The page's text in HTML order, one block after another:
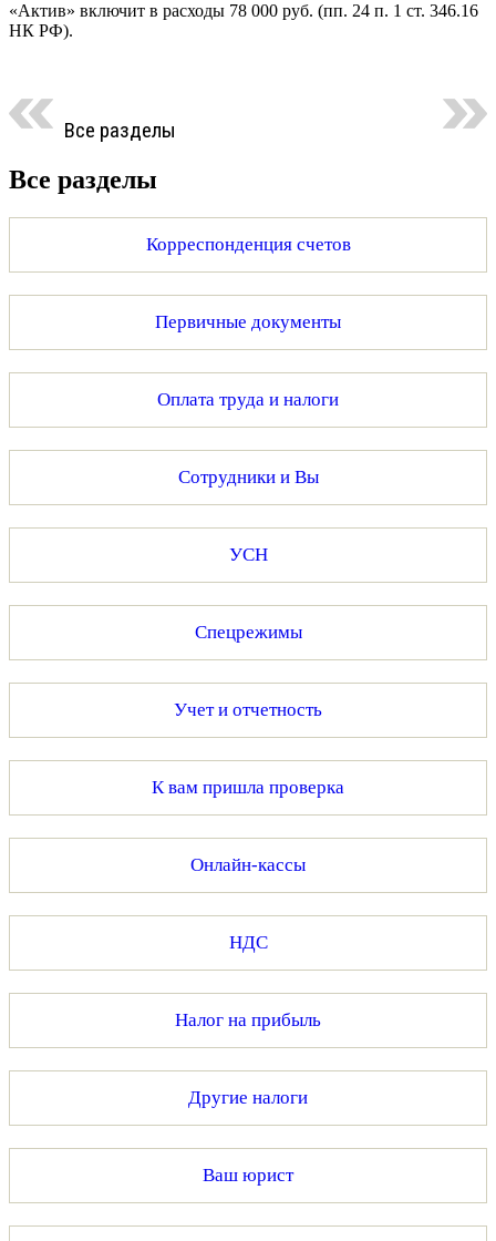
«Актив» включит в расходы 78 000 руб. (пп. 24 п. 1 ст. 346.16
НК РФ).
Все разделы
Все разделы
Корреспонденция счетов
Первичные документы
Оплата труда и налоги
Сотрудники и Вы
УСН
Спецрежимы
Учет и отчетность
К вам пришла проверка
Онлайн-кассы
НДС
Налог на прибыль
Другие налоги
Ваш юрист